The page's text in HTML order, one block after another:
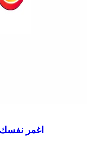
اغمر نفسك